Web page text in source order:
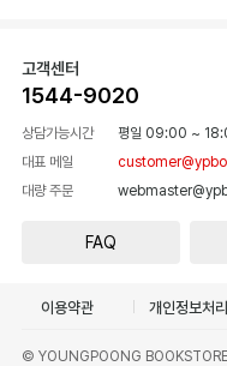
고객센터
1544-9020
상담가능시간 평일 09:00 ~
대표 메일
대량 주문
FAQ
이용약관 개인정보처
© YOUNGPOONG